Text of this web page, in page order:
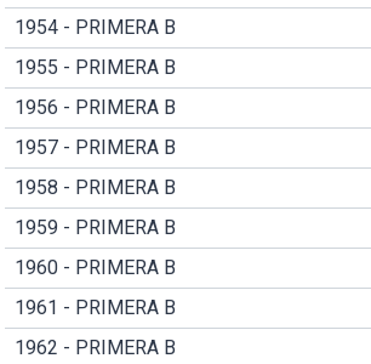
1954 - PRIMERA B
1955 - PRIMERA B
1956 - PRIMERA B
1957 - PRIMERA B
1958 - PRIMERA B
1959 - PRIMERA B
1960 - PRIMERA B
1961 - PRIMERA B
1962 - PRIMERA B